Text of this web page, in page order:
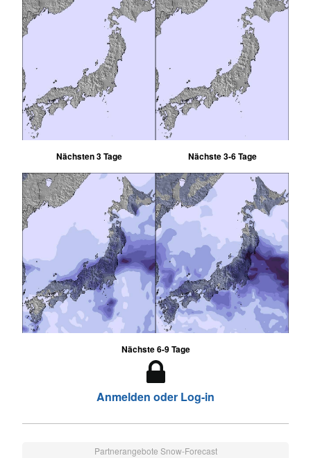
Nächsten 3 Tage Nächste 3-6 Tage
Nächste 6-9 Tage
Anmelden oder Log-in
Partnerangebote Snow-Forecast